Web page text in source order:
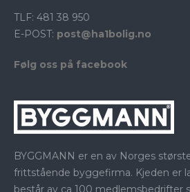
TLF: 481 38 950
E-POST: post@ha1bolig.no
Følg oss på facebook
BYGGMANN er en av Norges
frittstående byggefirma. Kjeden er
består av ca 100 medlemsbedrifter